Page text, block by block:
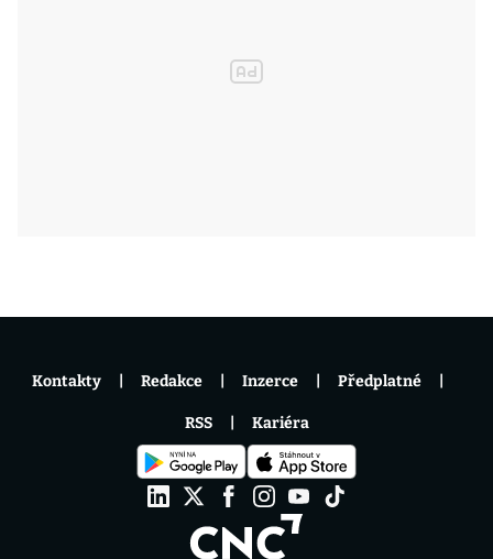
Kontakty Redakce Inzerce Předplatné
RSS Kariéra